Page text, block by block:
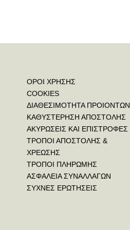
ΟΡΟΙ ΧΡΗΣΗΣ
COOKIES
ΔΙΑΘΕΣΙΜΟΤΗΤΑ ΠΡΟΙΟΝΤΩΝ
ΚΑΘΥΣΤΕΡΗΣΗ ΑΠΟΣΤΟΛΗΣ
ΑΚΥΡΩΣΕΙΣ ΚΑΙ ΕΠΙΣΤΡΟΦΕΣ
ΤΡΟΠΟΙ ΑΠΟΣΤΟΛΗΣ &
ΧΡΕΩΣΗΣ
ΤΡΟΠΟΙ ΠΛΗΡΩΜΗΣ
ΑΣΦΑΛΕΙΑ ΣΥΝΑΛΛΑΓΩΝ
ΣΥΧΝΕΣ ΕΡΩΤΗΣΕΙΣ